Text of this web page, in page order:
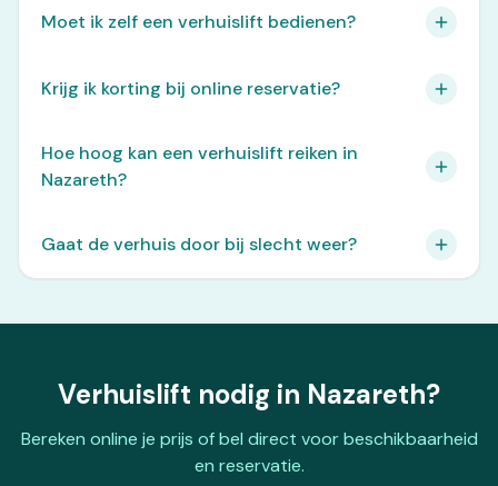
Moet ik zelf een verhuislift bedienen?
Krijg ik korting bij online reservatie?
Hoe hoog kan een verhuislift reiken in
Nazareth?
Gaat de verhuis door bij slecht weer?
Verhuislift nodig in Nazareth?
Bereken online je prijs of bel direct voor beschikbaarheid
en reservatie.